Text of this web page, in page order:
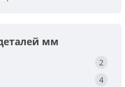
мм
2
4